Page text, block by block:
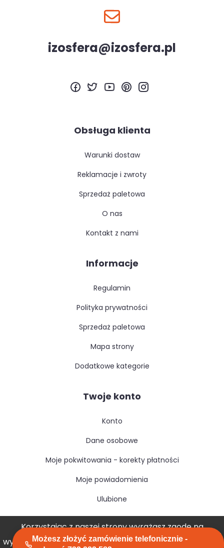
Korzystając z naszej strony wyrażasz zgodę na
wykorzystywanie przez nas plików cookies.
Akceptuję
Możesz złożyć zamówienie telefonicznie -
izosfera@izosfera.pl
Obsługa klienta
warunki dostaw
reklamacje i zwroty
sprzedaż paletowa
o nas
kontakt z nami
Informacje
regulamin
polityka prywatności
sprzedaż paletowa
mapa strony
dodatkowe kategorie
Twoje konto
konto
dane osobowe
moje pokwitowania - korekty płatności
moje powiadomienia
ulubione